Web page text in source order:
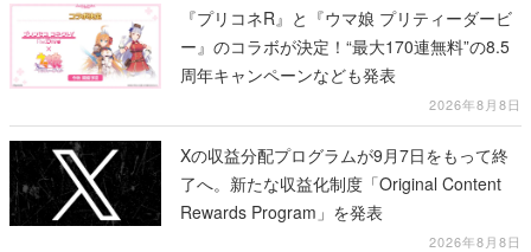
『プリコネR』と『ウマ娘 プリティーダービ
ー』のコラボが決定！“最大170連無料”の8.5
周年キャンペーンなども発表
2026年8月8日
Xの収益分配プログラムが9月7日をもって終
了へ。新たな収益化制度「Original Content
Rewards Program」を発表
2026年8月8日